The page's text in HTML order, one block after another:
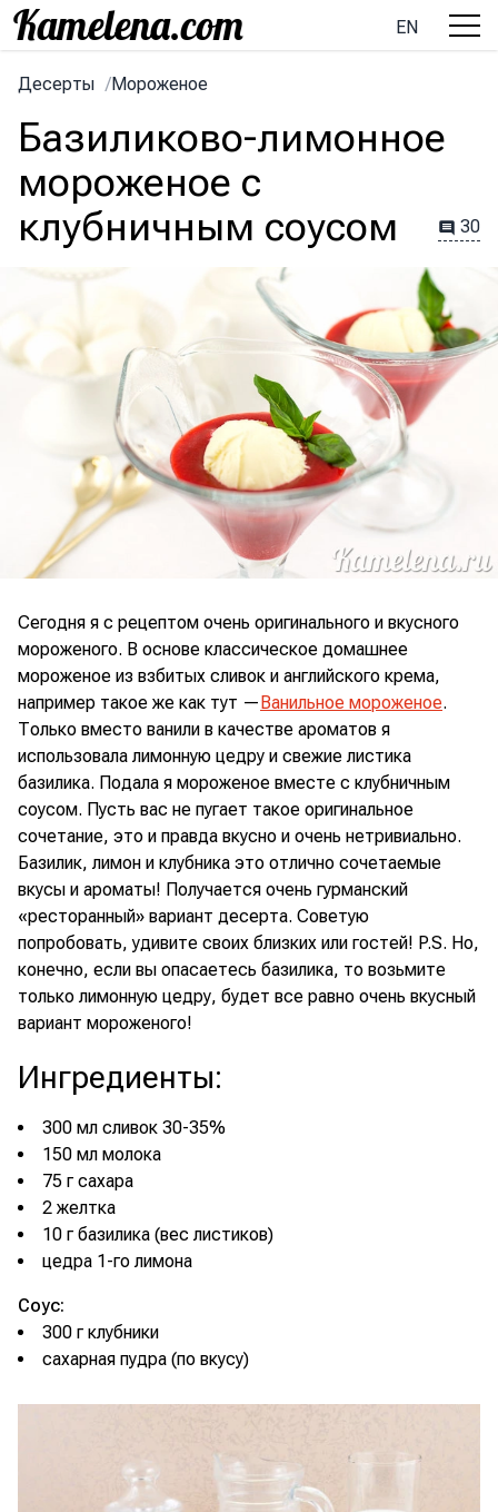
EN
Десерты /Мороженое
Базиликово-лимонное
мороженое с
клубничным соусом
30
Сегодня я с рецептом очень оригинального и вкусного
мороженого. В основе классическое домашнее
мороженое из взбитых сливок и английского крема,
например такое же как тут —Ванильное мороженое.
Только вместо ванили в качестве ароматов я
использовала лимонную цедру и свежие листика
базилика. Подала я мороженое вместе с клубничным
соусом. Пусть вас не пугает такое оригинальное
сочетание, это и правда вкусно и очень нетривиально.
Базилик, лимон и клубника это отлично сочетаемые
вкусы и ароматы! Получается очень гурманский
«ресторанный» вариант десерта. Советую
попробовать, удивите своих близких или гостей! P.S. Но,
конечно, если вы опасаетесь базилика, то возьмите
только лимонную цедру, будет все равно очень вкусный
вариант мороженого!
Ингредиенты:
300 мл сливок 30-35%
150 мл молока
75 г сахара
2 желтка
10 г базилика (вес листиков)
цедра 1-го лимона
Соус:
300 г клубники
сахарная пудра (по вкусу)